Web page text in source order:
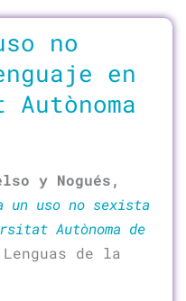
no
en
y Nogués,
un uso no sexista
Autònoma de
de la